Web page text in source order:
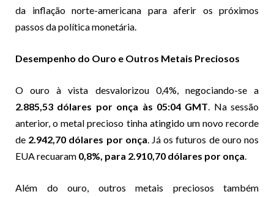
da inflação norte-americana para aferir os próximos
passos da política monetária.
Desempenho do Ouro e Outros Metais Preciosos
O ouro à vista desvalorizou 0,4%, negociando-se a
2.885,53 dólares por onça às 05:04 GMT. Na sessão
anterior, o metal precioso tinha atingido um novo recorde
de 2.942,70 dólares por onça. Já os futuros de ouro nos
EUA recuaram 0,8%, para 2.910,70 dólares por onça.
Além do ouro, outros metais preciosos também